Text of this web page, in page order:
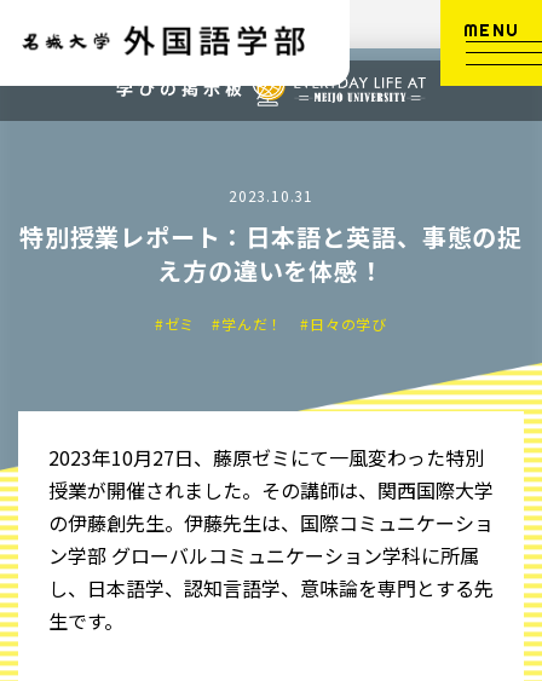
MENU
2023.10.31
特別授業レポート：日本語と英語、事態の捉
え方の違いを体感！
#ゼミ #学んだ！ #日々の学び
2023年10月27日、藤原ゼミにて一風変わった特別
授業が開催されました。その講師は、関西国際大学
の伊藤創先生。伊藤先生は、国際コミュニケーショ
ン学部 グローバルコミュニケーション学科に所属
し、日本語学、認知言語学、意味論を専門とする先
生です。